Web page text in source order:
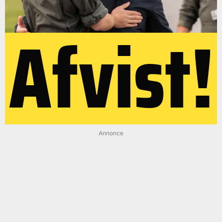
Afvist!
Annonce